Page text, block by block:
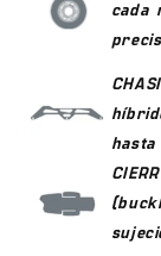
Usamos
encima de tu
pide talla 37).
de crecimiento.
Garantía 1
herrajes.
cada
hasta